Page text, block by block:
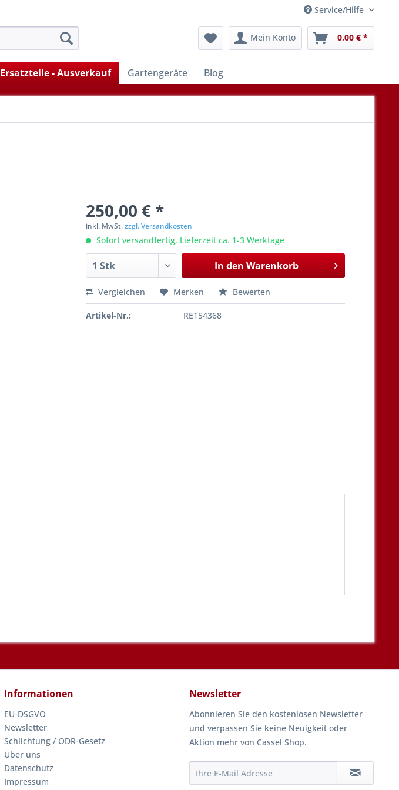
Service/Hilfe
Mein Konto 0,00 € *
Ersatzteile - Ausverkauf Gartengeräte Blog
250,00 € *
inkl. MwSt.zzgl. Versandkosten
Sofort versandfertig, Lieferzeit ca. 1-3 Werktage
In den Warenkorb
Vergleichen Merken Bewerten
Artikel-Nr.: RE154368
Informationen
EU-DSGVO
Newsletter
Schlichtung / ODR-Gesetz
Über uns
Datenschutz
Impressum
Newsletter
Abonnieren Sie den kostenlosen Newsletter
und verpassen Sie keine Neuigkeit oder
Aktion mehr von Cassel Shop.